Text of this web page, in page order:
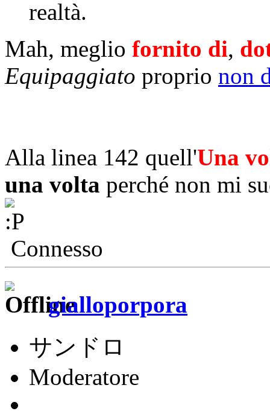
realtà.
Mah, meglio fornito di,
Equipaggiato proprio non
Alla linea 142 quell'Una
una volta perché non mi
Connesso
gialloporpora
サンドロ
Moderatore